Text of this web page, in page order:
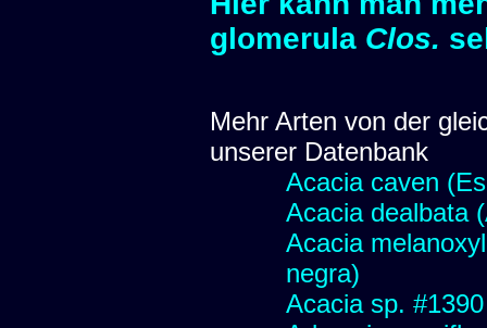
glomerula Clos.
Mehr Arten von der
unserer Datenbank
Acacia caven
Acacia dealbata
Acacia
negra)
Acacia sp. #1390